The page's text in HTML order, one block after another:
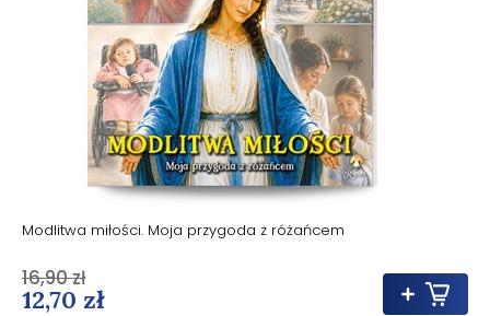
Modlitwa miłości. Moja przygoda z różańcem
12,70 zł
16,90 zł